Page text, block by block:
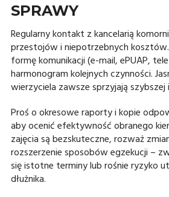
SPRAWY
Regularny kontakt z kancelarią
przestojów i niepotrzebnych
formę komunikacji (e-mail, ePUAP,
harmonogram kolejnych czynności.
wierzyciela zawsze sprzyjają szybszej
Proś o okresowe raporty i kopie
aby ocenić efektywność obranego
zajęcia są bezskuteczne, rozważ
rozszerzenie sposobów egzekucji –
się istotne terminy lub rośnie ryzyko
dłużnika.